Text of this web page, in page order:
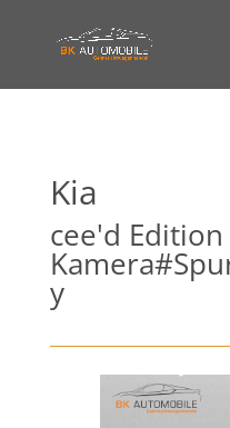
Kia
cee'd Edition
y